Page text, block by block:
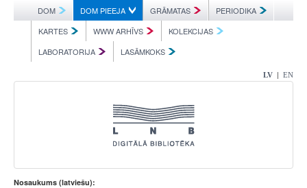
DOM DOM PIEEJA GRĀMATAS
PERIODIKA
KARTES
WWW ARHĪVS
KOLEKCIJAS
LABORATORIJA
LASĀMKOKS
LV | EN
Nosaukums (latviešu):